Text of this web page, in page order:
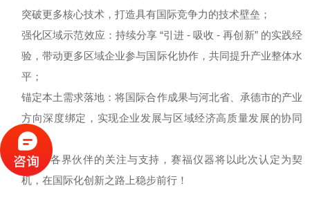
突破更多核心技术，打造具有国际竞争力的技术壁垒；
强化区域示范效应：持续分享 “引进 - 吸收 - 再创新” 的实践经
验，带动更多区域企业参与国际化协作，共同提升产业整体水
平；
锚定本土需求落地：将国际合作成果与河北省、承德市的产业
方向深度绑定，实现企业发展与区域经济高质量发展的协同
进。
感谢各界伙伴的关注与支持，赛福仪器将以此次认定为契
机，在国际化创新之路上稳步前行！